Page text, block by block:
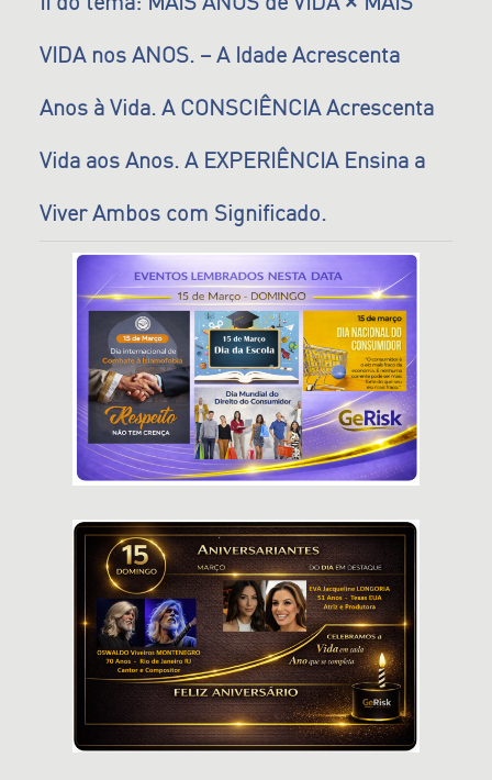
VIDA nos ANOS. – A Idade Acrescenta
Anos à Vida. A CONSCIÊNCIA Acrescenta
Vida aos Anos. A EXPERIÊNCIA Ensina a
Viver Ambos com Significado.